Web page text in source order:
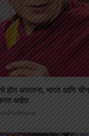
होत असताना, भारत आणि चीन
करत आहेत